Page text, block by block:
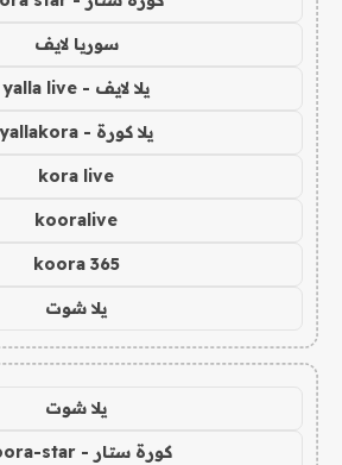
سوريا لايف
يلا لايف - yalla live
يلا كورة - yallakora
kora live
kooralive
koora 365
يلا شوت
يلا شوت
كورة ستار - koora-star